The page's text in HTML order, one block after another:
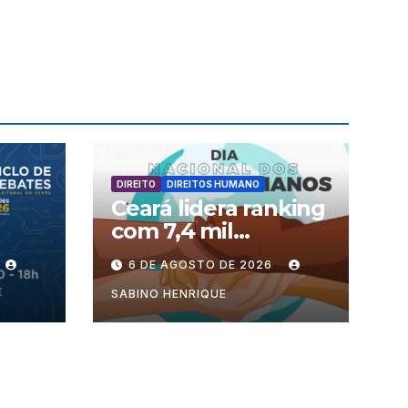
DIREITO DIREITOS HUMANO
Ceará lidera ranking
com 7,4 mil
processos no país
6 DE AGOSTO DE 2026
SABINO HENRIQUE